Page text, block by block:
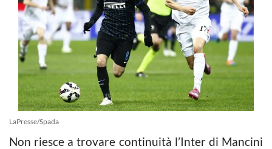
LaPresse/Spada
Non riesce a trovare continuità l’Inter di Mancini